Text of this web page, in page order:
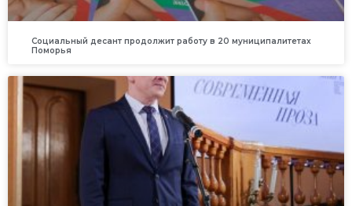
Социальный десант продолжит работу в 20 муниципалитетах
Поморья